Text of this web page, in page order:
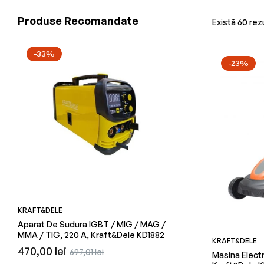
Produse Recomandate
-33%
KRAFT&DELE
Aparat De Sudura IGBT / MIG / MAG /
MMA / TIG, 220 A, Kraft&Dele KD1882
Preț
470,00 lei Preț
697,01 lei
Există 60
-23%
KRAFT&DELE
Masina